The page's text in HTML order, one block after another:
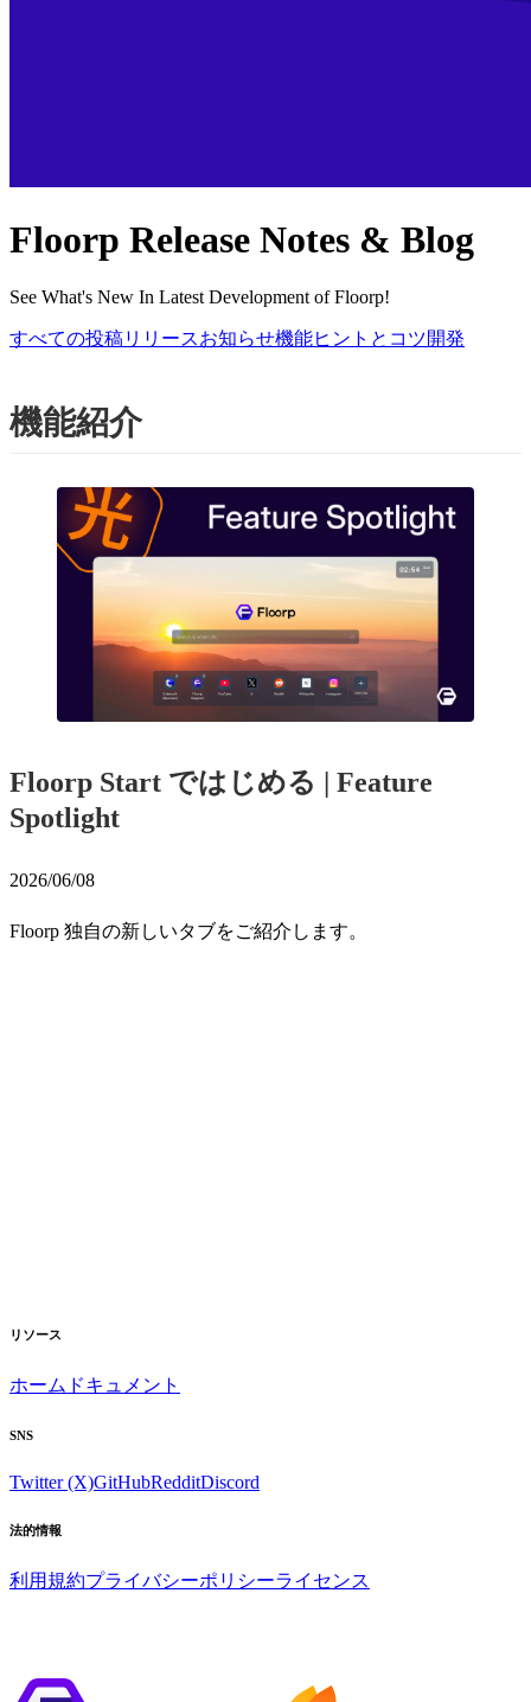
Floorp Release Notes & Blog
See What's New In Latest Development of Floorp!
すべての投稿リリースお知らせ機能ヒントとコツ開発
機能紹介
Floorp Start ではじめる | Feature
Spotlight
2026/06/08
Floorp 独自の新しいタブをご紹介します。
リソース
ホーム ドキュメント
SNS
Twitter (X)GitHubRedditDiscord
法的情報
利用規約プライバシーポリシーライセンス